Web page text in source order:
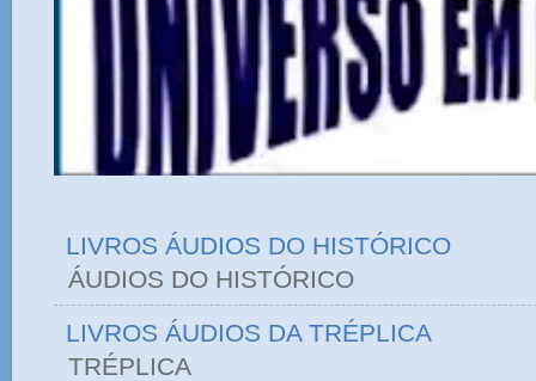
LIVROS ÁUDIOS DO HISTÓRICO
ÁUDIOS DO
LIVROS ÁUDIOS DA TRÉPLICA
TRÉPLICA